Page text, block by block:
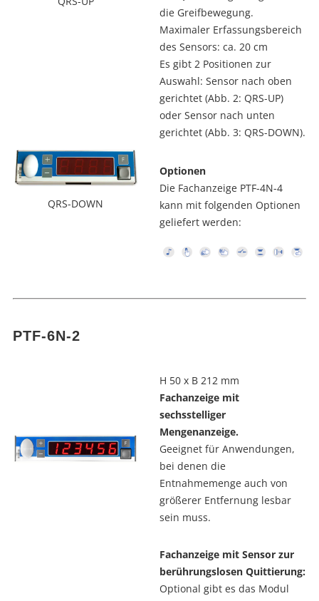
QRS-DOWN
die Greifbewegung.
Maximaler Erfassungsbereich
des Sensors: ca. 20 cm
Es gibt 2 Positionen zur
Auswahl: Sensor nach oben
gerichtet (Abb. 2: QRS-UP)
oder Sensor nach unten
gerichtet (Abb. 3: QRS-DOWN).
Optionen
Die Fachanzeige PTF-4N-4
kann mit folgenden Optionen
geliefert werden:
PTF-6N-2
H 50 x B 212 mm
Fachanzeige mit
sechsstelliger
Mengenanzeige.
Geeignet für Anwendungen,
bei denen die
Entnahmemenge auch von
größerer Entfernung lesbar
sein muss.
Fachanzeige mit Sensor zur
berührungslosen Quittierung:
Optional gibt es das Modul